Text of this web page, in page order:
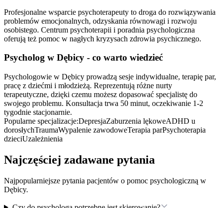
Profesjonalne wsparcie psychoterapeuty to droga do rozwiązywania
problemów emocjonalnych, odzyskania równowagi i rozwoju
osobistego. Centrum psychoterapii i poradnia psychologiczna
oferują też pomoc w nagłych kryzysach zdrowia psychicznego.
Psycholog w Dębicy - co warto wiedzieć
Psychologowie w Dębicy prowadzą sesje indywidualne, terapię par,
pracę z dziećmi i młodzieżą. Reprezentują różne nurty
terapeutyczne, dzięki czemu możesz dopasować specjalistę do
swojego problemu. Konsultacja trwa 50 minut, oczekiwanie 1-2
tygodnie stacjonarnie.
Popularne specjalizacje:DepresjaZaburzenia lękoweADHD u
dorosłychTraumaWypalenie zawodoweTerapia parPsychoterapia
dzieciUzależnienia
Najczęściej zadawane pytania
Najpopularniejsze pytania pacjentów o pomoc psychologiczną w
Dębicy.